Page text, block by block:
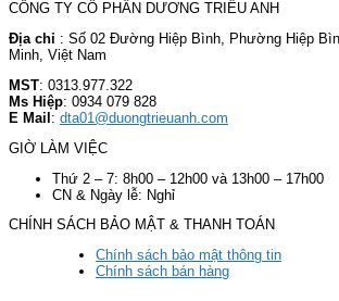
CÔNG TY CỔ PHẦN DƯƠNG TRIỀU ANH
Địa chỉ : Số 02 Đường Hiệp Bình, Phường Hiệp
Minh, Việt Nam
MST: 0313.977.322
Ms Hiệp: 0934 079 828
E Mail: dta01@duongtrieuanh.com
GIỜ LÀM VIỆC
Thứ 2 – 7: 8h00 – 12h00 và 13h00 – 17h00
CN & Ngày lễ: Nghỉ
CHÍNH SÁCH BẢO MẬT & THANH TOÁN
Chính sách bảo mật thông tin
Chính sách bán hàng